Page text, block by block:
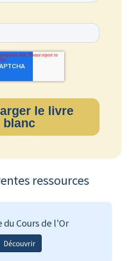
ressources
du Cours de l'Or
Découvrir